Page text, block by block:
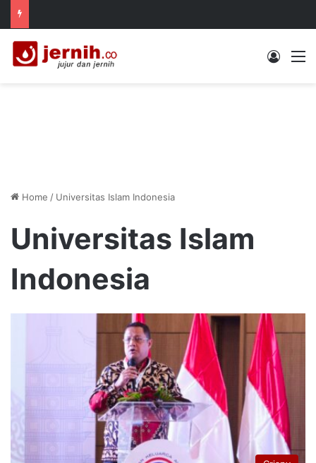
Log In
Home / Universitas Islam Indonesia
Universitas Islam
Indonesia